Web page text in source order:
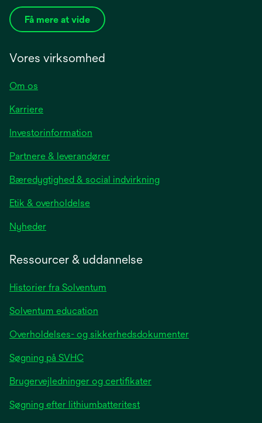
Få mere at vide
Vores virksomhed
Om os
Karriere
Investorinformation
a
new
Partnere & leverandører
Bæredygtighed & social indvirkning
Etik & overholdelse
Nyhederopens
tab
Ressourcer & uddannelse
Historier fra Solventum
Solventum education
Overholdelses- og sikkerhedsdokumenter
Søgning på SVHC
Brugervejledninger og certifikater
Søgning efter lithiumbatteritest